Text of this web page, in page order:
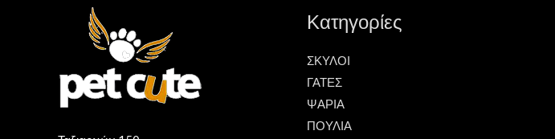
Κατηγορίες
ΣΚΥΛΟΙ
ΓΑΤΕΣ
ΨΑΡΙΑ
ΠΟΥΛΙΑ